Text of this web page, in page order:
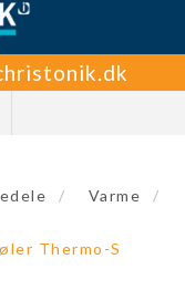
/ Varme /
Thermo-S